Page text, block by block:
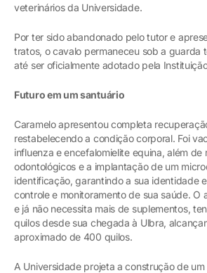
veterinários da Universidade.
Por ter sido abandonado pelo tutor e
tratos, o cavalo permaneceu sob a guarda
até ser oficialmente adotado pela
Futuro em um santuário
Caramelo apresentou completa
restabelecendo a condição corporal. Foi
influenza e encefalomielite equina, além
odontológicos e a implantação de um
identificação, garantindo a sua identidade
controle e monitoramento de sua saúde. O
e já não necessita mais de suplementos,
quilos desde sua chegada à Ulbra,
aproximado de 400 quilos.
A Universidade projeta a construção de